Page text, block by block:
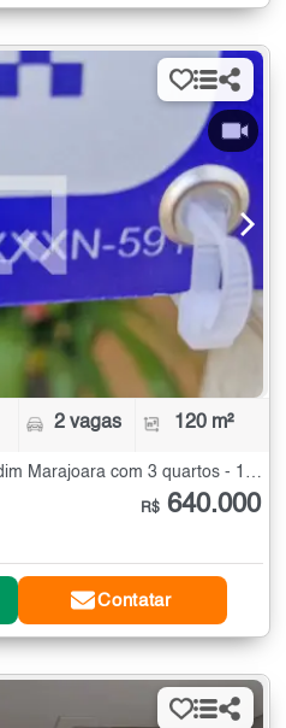
2 vagas 120 m²
Casa Térrea à Venda no Jardim Marajoara com 3 quartos - 120 m²
R$ 640.000
Contatar